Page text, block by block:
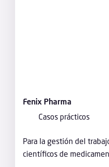
Fenix Pharma
Casos prácticos
Para la gestión del
científicos de